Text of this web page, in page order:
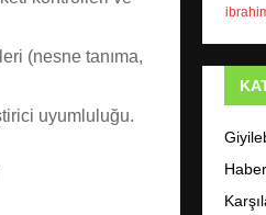
(nesne tanıma,
uyumluluğu.